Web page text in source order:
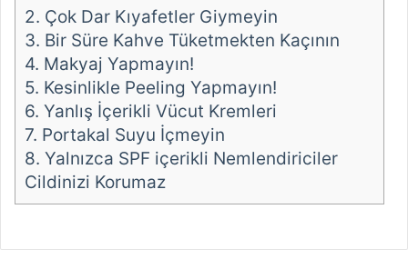
2. Çok Dar Kıyafetler Giymeyin
3. Bir Süre Kahve Tüketmekten Kaçının
4. Makyaj Yapmayın!
5. Kesinlikle Peeling Yapmayın!
6. Yanlış İçerikli Vücut Kremleri
7. Portakal Suyu İçmeyin
8. Yalnızca SPF içerikli Nemlendiriciler
Cildinizi Korumaz